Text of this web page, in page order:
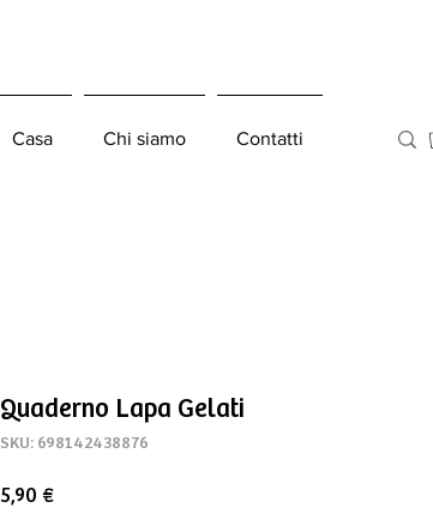
Casa Chi siamo Contatti
Quaderno Lapa Gelati
SKU: 698142438876
5,90 €Prezzo